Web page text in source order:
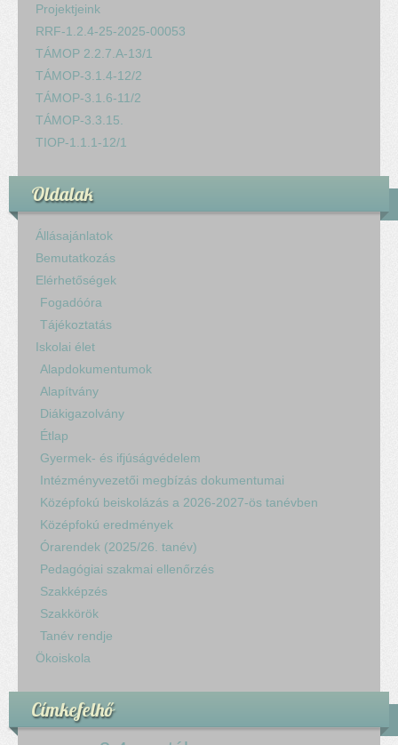
Projektjeink
RRF-1.2.4-25-2025-00053
TÁMOP 2.2.7.A-13/1
TÁMOP-3.1.4-12/2
TÁMOP-3.1.6-11/2
TÁMOP-3.3.15.
TIOP-1.1.1-12/1
Oldalak
Állásajánlatok
Bemutatkozás
Elérhetőségek
Fogadóóra
Tájékoztatás
Iskolai élet
Alapdokumentumok
Alapítvány
Diákigazolvány
Étlap
Gyermek- és ifjúságvédelem
Intézményvezetői megbízás dokumentumai
Középfokú beiskolázás a 2026-2027-ös tanévben
Középfokú eredmények
Órarendek (2025/26. tanév)
Pedagógiai szakmai ellenőrzés
Szakképzés
Szakkörök
Tanév rendje
Ökoiskola
Címkefelhő